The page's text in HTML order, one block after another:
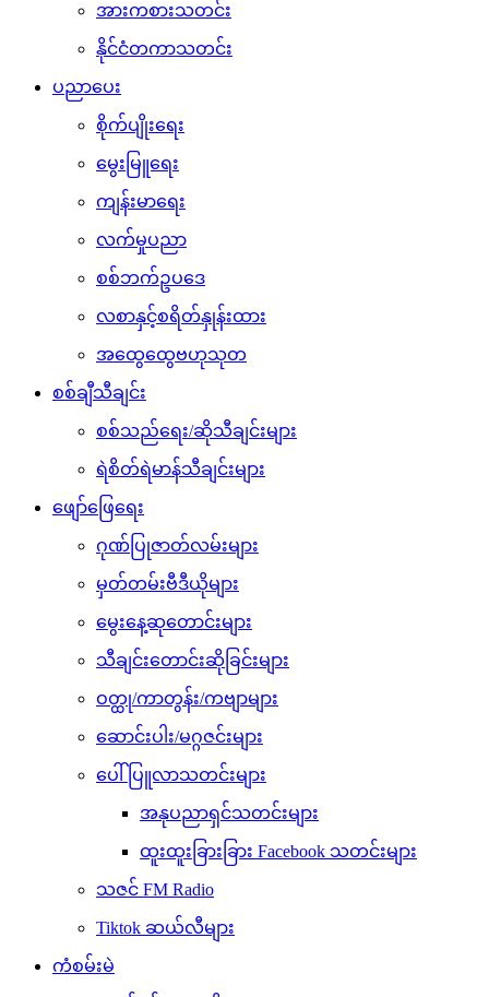
အားကစားသတင်း
နိုင်ငံတကာသတင်း
ပညာပေး
စိုက်ပျိုးရေး
မွေးမြူရေး
ကျန်းမာရေး
လက်မှုပညာ
စစ်ဘက်ဥပဒေ
လစာနှင့်စရိတ်နှုန်းထား
အထွေထွေဗဟုသုတ
စစ်ချီသီချင်း
စစ်သည်ရေး/ဆိုသီချင်းများ
ရဲစိတ်ရဲမာန်သီချင်းများ
ဖျော်ဖြေရေး
ဂုဏ်ပြုဇာတ်လမ်းများ
မှတ်တမ်းဗီဒီယိုများ
မွေးနေ့ဆုတောင်းများ
သီချင်းတောင်းဆိုခြင်းများ
ဝတ္ထု/ကာတွန်း/ကဗျာများ
ဆောင်းပါး/မဂ္ဂဇင်းများ
ပေါ်ပြူလာသတင်းများ
အနုပညာရှင်သတင်းများ
ထူးထူးခြားခြား Facebook သတင်းများ
သဇင် FM Radio
Tiktok ဆယ်လီများ
ကံစမ်းမဲ